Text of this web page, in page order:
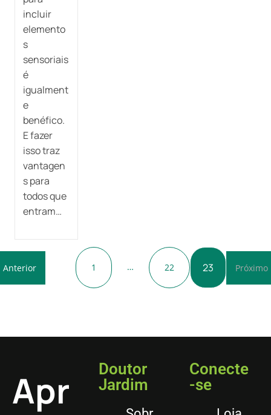
incluir
elemento
s
sensoriais
é
igualment
e
benéfico.
E fazer
isso traz
vantagen
s para
todos que
entram…
1 … 22 23
Apr
Doutor
Jardim
Conecte
-se